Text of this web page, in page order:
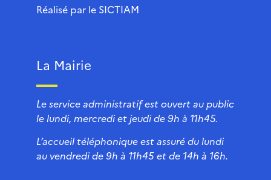
Réalisé par le SICTIAM
La Mairie
Le service administratif est ouvert au public
le lundi, mercredi et jeudi de 9h à 11h45.
L’accueil téléphonique est assuré du lundi
au vendredi de 9h à 11h45 et de 14h à 16h.